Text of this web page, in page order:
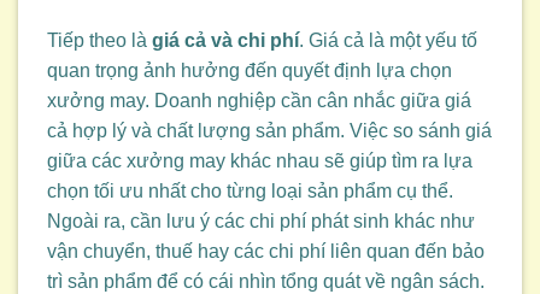
Tiếp theo là giá cả và chi phí. Giá cả là một yếu tố
quan trọng ảnh hưởng đến quyết định lựa chọn
xưởng may. Doanh nghiệp cần cân nhắc giữa giá
cả hợp lý và chất lượng sản phẩm. Việc so sánh giá
giữa các xưởng may khác nhau sẽ giúp tìm ra lựa
chọn tối ưu nhất cho từng loại sản phẩm cụ thể.
Ngoài ra, cần lưu ý các chi phí phát sinh khác như
vận chuyển, thuế hay các chi phí liên quan đến bảo
trì sản phẩm để có cái nhìn tổng quát về ngân sách.